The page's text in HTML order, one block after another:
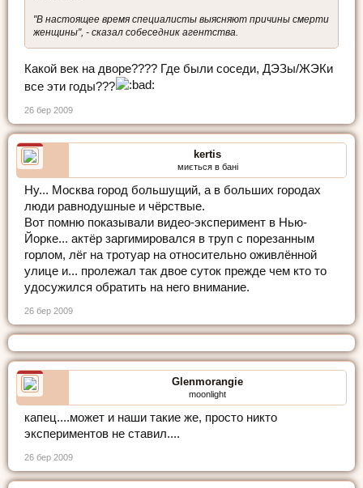
"В настоящее время специалисты выясняют причины смерти
женщины", - сказал собеседник агентства.
Какой век на дворе???? Где были соседи, ДЭЗы/ЖЭКи
все эти годы???
26 бер 2009
kertis
миється в бані
Ну... Москва город большущий, а в больших городах
люди равнодушные и чёрствые.
Вот помню показывали видео-эксперимент в Нью-
Йорке... актёр заргимировался в труп с порезанным
горлом, лёг на тротуар на относительно оживлённой
улице и... пролежал так двое суток прежде чем кто то
удосужился обратить на него внимание.
26 бер 2009
Glenmorangie
moonlight
капец....может и наши такие же, просто никто
экспериментов не ставил....
26 бер 2009